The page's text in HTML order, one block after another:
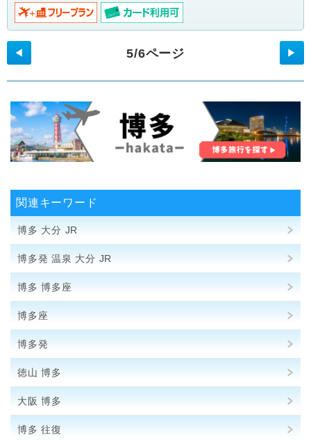
5/6ページ
◀ ▶
関連キーワード
博多 大分 JR
博多発 温泉 大分 JR
博多 博多座
博多座
博多発
徳山 博多
大阪 博多
博多 往復